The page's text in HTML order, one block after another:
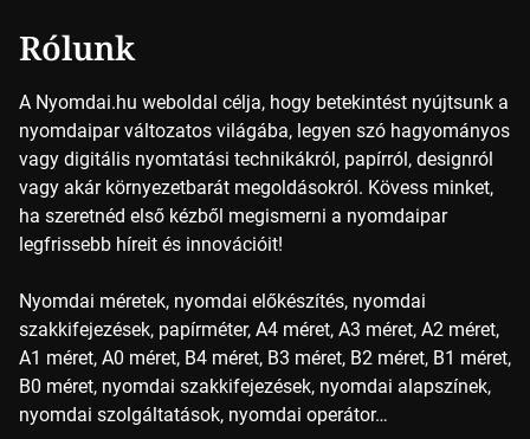
Rólunk
A Nyomdai.hu weboldal célja, hogy betekintést nyújtsunk a
nyomdaipar változatos világába, legyen szó hagyományos
vagy digitális nyomtatási technikákról, papírról, designról
vagy akár környezetbarát megoldásokról. Kövess minket,
ha szeretnéd első kézből megismerni a nyomdaipar
legfrissebb híreit és innovációit!
Nyomdai méretek, nyomdai előkészítés, nyomdai
szakkifejezések, papírméter, A4 méret, A3 méret, A2 méret,
A1 méret, A0 méret, B4 méret, B3 méret, B2 méret, B1 méret,
B0 méret, nyomdai szakkifejezések, nyomdai alapszínek,
nyomdai szolgáltatások, nyomdai operátor…